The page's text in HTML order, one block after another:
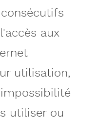
aux
utilisation,
utiliser ou